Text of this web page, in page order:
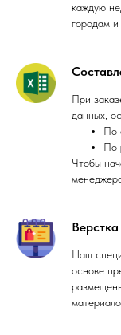
каждую
городам и
При
данных,
По
По
Чтобы
Наш
основе